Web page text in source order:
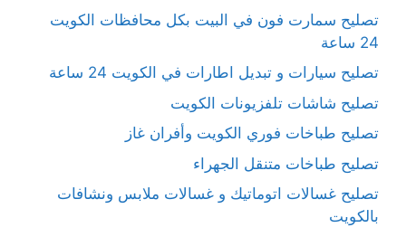
تصليح سمارت فون في البيت بكل محافظات الكويت
24 ساعة
تصليح سيارات و تبديل اطارات في الكويت 24 ساعة
تصليح شاشات تلفزيونات الكويت
تصليح طباخات فوري الكويت وأفران غاز
تصليح طباخات متنقل الجهراء
تصليح غسالات اتوماتيك و غسالات ملابس ونشافات
بالكويت